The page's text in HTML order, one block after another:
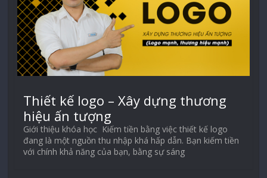
Thiết kế logo – Xây dựng thương
hiệu ấn tượng
Giới thiệu khóa học Kiếm tiền bằng việc thiết kế logo
đang là một nguồn thu nhập khá hấp dẫn. Bạn kiếm tiền
với chính khả năng của bạn, bằng sự sáng